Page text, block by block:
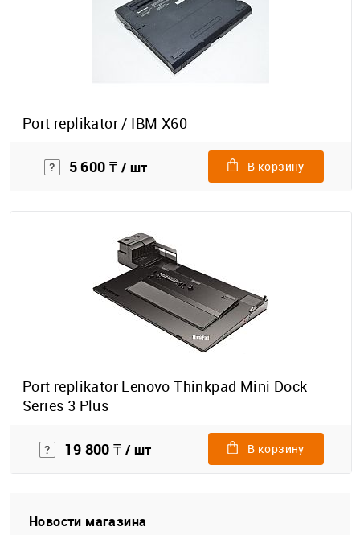
Port replikator / IBM X60
5 600 ₸ / шт В корзину
Port replikator Lenovo Thinkpad Mini Dock
Series 3 Plus
19 800 ₸ / шт В корзину
Новости магазина